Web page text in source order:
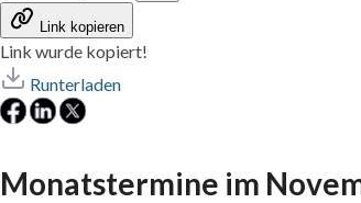
Link kopieren
Link wurde kopiert!
Runterladen
Monatstermine im